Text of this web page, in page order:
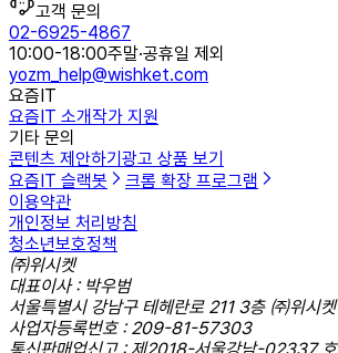
고객 문의
02-6925-4867
10:00-18:00주말·공휴일 제외
yozm_help@wishket.com
요즘IT
요즘IT 소개작가 지원
기타 문의
콘텐츠 제안하기 광고 상품 보기
요즘IT 슬랙봇
크롬 확장 프로그램
이용약관
개인정보 처리방침
청소년보호정책
㈜위시켓
대표이사 : 박우범
서울특별시 강남구 테헤란로 211 3층 ㈜위시켓
사업자등록번호 : 209-81-57303